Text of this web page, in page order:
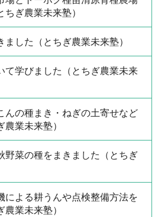
ぎ農業未来塾）
ました（とちぎ農業未来塾）
て学びました（とちぎ農業未来
んの種まき・ねぎの土寄せなど
農業未来塾）
野菜の種をまきました（とちぎ
による耕うんや点検整備方法を
業未来塾）